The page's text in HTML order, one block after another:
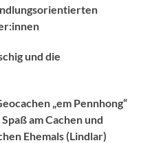
und die
„em Pennhong“
am Cachen und
Ehemals (Lindlar)